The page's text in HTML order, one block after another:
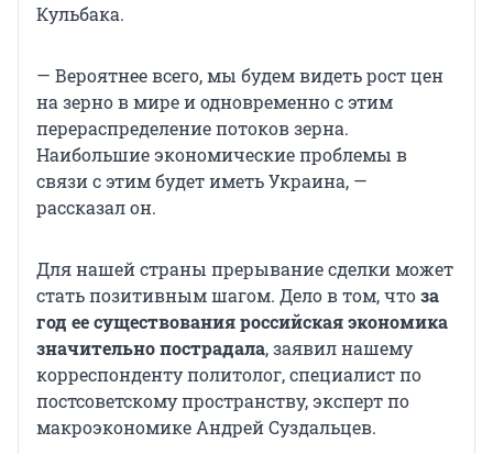
Кульбака.
— Вероятнее всего, мы будем видеть рост цен
на зерно в мире и одновременно с этим
перераспределение потоков зерна.
Наибольшие экономические проблемы в
связи с этим будет иметь Украина, —
рассказал он.
Для нашей страны прерывание сделки может
стать позитивным шагом. Дело в том, чтоза
год ее существования российская экономика
значительно пострадала, заявил нашему
корреспонденту политолог, специалист по
постсоветскому пространству, эксперт по
макроэкономике Андрей Суздальцев.